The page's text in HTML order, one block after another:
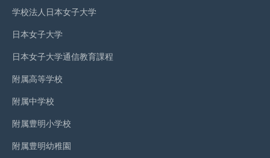
学校法人日本女子大学
日本女子大学
日本女子大学通信教育課程
附属高等学校
附属中学校
附属豊明小学校
附属豊明幼稚園